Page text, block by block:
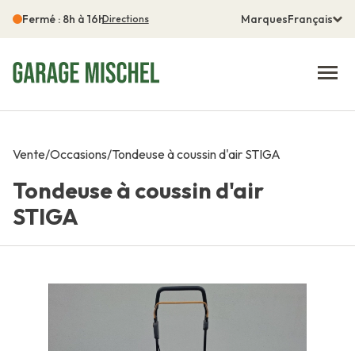
Fermé : 8h à 16hDirections MarquesFrançais
Vente/Occasions/Tondeuse à coussin d'air STIGA
Tondeuse à coussin d'air
STIGA